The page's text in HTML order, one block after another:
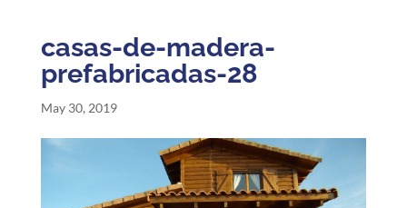
casas-de-madera-
prefabricadas-28
May 30, 2019